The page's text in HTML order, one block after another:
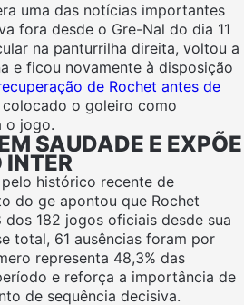
uma das notícias importantes
fora desde o Gre-Nal do dia 11
na panturrilha direita, voltou a
e ficou novamente à disposição
de Rochet antes de
colocado o goleiro como
o jogo.
SAUDADE E EXPÕE
INTER
histórico recente de
do ge apontou que Rochet
182 jogos oficiais desde sua
total, 61 ausências foram por
representa 48,3% das
e reforça a importância de
de sequência decisiva.